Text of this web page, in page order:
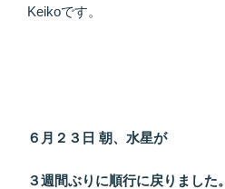
き！
す
こ
Keikoです。
６月２３日 朝、水星が
３週間ぶりに順行に戻りました。